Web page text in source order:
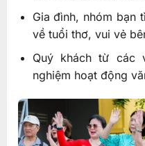
Gia đình, nhóm bạn
về tuổi thơ, vui vẻ
Quý khách từ các
nghiệm hoạt động